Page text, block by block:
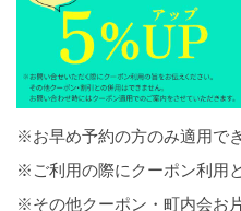
※お早め予約の方のみ適用でき
※ご利用の際にクーポン利用
※その他クーポン・町内会お